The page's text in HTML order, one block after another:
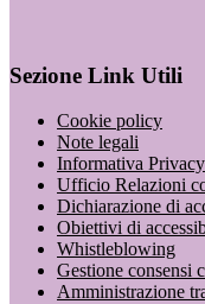
Sezione Link Utili
Cookie policy
Note legali
Informativa Privacy
Ufficio Relazioni
Dichiarazione di
Obiettivi di
Whistleblowing
Gestione consensi
Amministrazione